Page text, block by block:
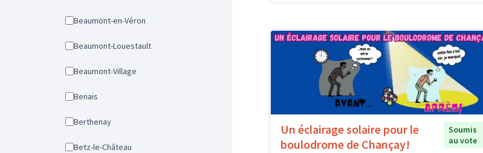
Beaumont-en-Véron
Beaumont-Louestault
Beaumont-Village
Benais
Berthenay
Betz-le-Château
Un éclairage solaire pour le
boulodrome de Chançay!
Soumis
au vote